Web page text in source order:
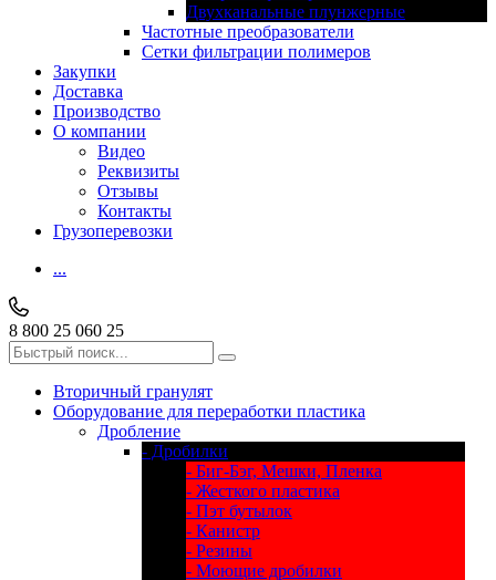
Двухканальные плунжерные
Частотные преобразователи
Сетки фильтрации полимеров
Закупки
Доставка
Производство
О компании
Видео
Реквизиты
Отзывы
Контакты
Грузоперевозки
...
8 800 25 060 25
Вторичный гранулят
Оборудование для переработки пластика
Дробление
- Дробилки
- Биг-Бэг, Мешки, Пленка
- Жесткого пластика
- Пэт бутылок
- Канистр
- Резины
- Моющие дробилки